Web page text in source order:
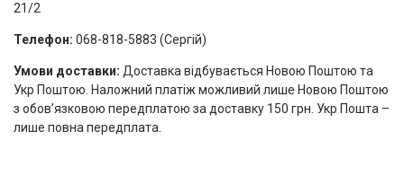
21/2
Телефон: 068-818-5883 (Сергій)
Умови доставки: Доставка відбувається Новою Поштою та
Укр Поштою. Наложний платіж можливий лише Новою Поштою
з обов’язковою передплатою за доставку 150 грн. Укр Пошта –
лише повна передплата.